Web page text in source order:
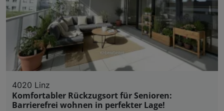
4020 Linz
Komfortabler Rückzugsort für Senioren:
Barrierefrei wohnen in perfekter Lage!